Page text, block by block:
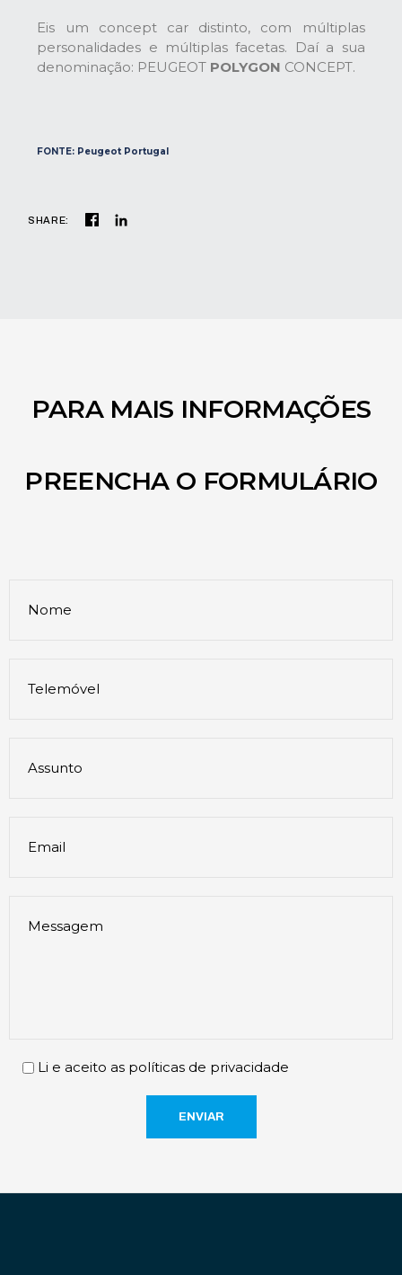
Eis um concept car distinto, com múltiplas
personalidades e múltiplas facetas. Daí a sua
denominação: PEUGEOT POLYGON CONCEPT.
FONTE: Peugeot Portugal
SHARE:
PARA MAIS INFORMAÇÕES
PREENCHA O FORMULÁRIO
Li e aceito as políticas de privacidade
ENVIAR